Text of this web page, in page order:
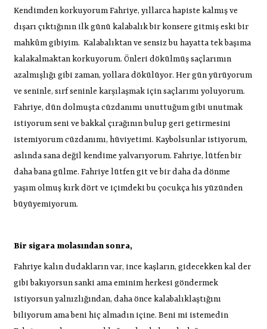
Kendimden korkuyorum Fahriye, yıllarca hapiste kalmış ve
dışarı çıktığının ilk günü kalabalık bir konsere gitmiş eski bir
mahkûm gibiyim. Kalabalıktan ve sensiz bu hayatta tek başıma
kalakalmaktan korkuyorum. Önleri dökülmüş saçlarımın
azalmışlığı gibi zaman, yollara dökülüyor. Her gün yürüyorum
ve seninle, sırf seninle karşılaşmak için saçlarımı yoluyorum.
Fahriye, dün dolmuşta cüzdanımı unuttuğum gibi unutmak
istiyorum seni ve bakkal çırağının bulup geri getirmesini
istemiyorum cüzdanımı, hüviyetimi. Kaybolsunlar istiyorum,
aslında sana değil kendime yalvarıyorum. Fahriye, lütfen bir
daha bana gülme. Fahriye lütfen git ve bir daha da dönme
yaşım olmuş kırk dört ve içimdeki bu çocukça his yüzünden
büyüyemiyorum.
Bir sigara molasından sonra,
Fahriye kalın dudakların var, ince kaşların, gidecekken kal der
gibi bakıyorsun sanki ama eminim herkesi göndermek
istiyorsun yalnızlığından, daha önce kalabalıklaştığını
biliyorum ama beni hiç almadın içine. Beni mi istemedin